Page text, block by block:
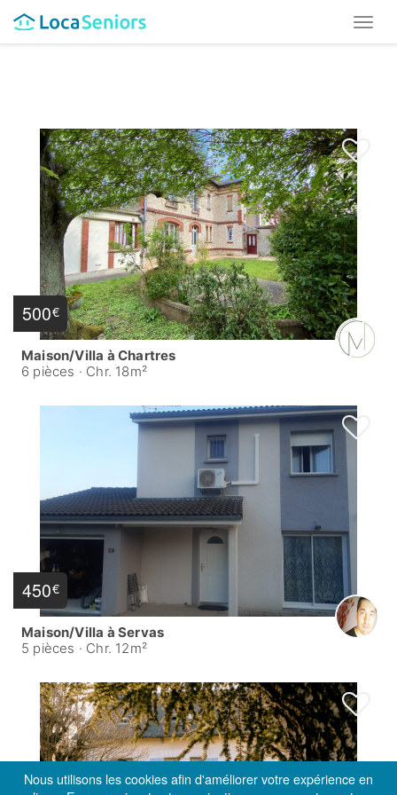
500€
Maison/Villa à Chartres
6 pièces · Chr. 18m²
450€
Maison/Villa à Servas
5 pièces · Chr. 12m²
Nous utilisons les cookies afin d'améliorer votre expérience en